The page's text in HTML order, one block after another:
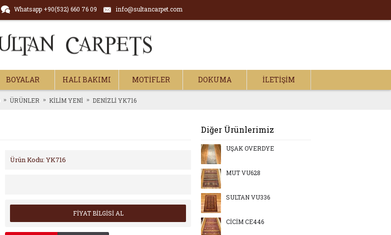
Whatsapp +90(532) 660 76 09 info@sultancarpet.com
BOYALAR HALI BAKIMI MOTİFLER DOKUMA İLETIŞIM
ÜRÜNLER KİLİM YENİ DENİZLİ YK716
Diğer Ürünlerimiz
UŞAK OVERDYE
MUT VU628
SULTAN VU336
CİCİM CE446
Ürün Kodu: YK716
FİYAT BİLGİSİ AL